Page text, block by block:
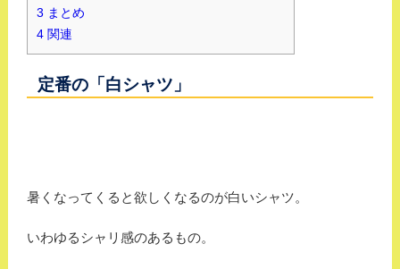
3 まとめ
4関連
定番の「白シャツ」
暑くなってくると欲しくなるのが白いシャツ。
いわゆるシャリ感のあるもの。